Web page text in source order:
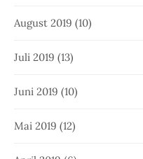
August 2019 (10)
Juli 2019 (13)
Juni 2019 (10)
Mai 2019 (12)